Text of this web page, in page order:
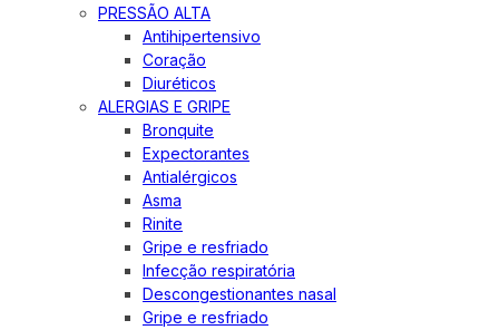
PRESSÃO ALTA
Antihipertensivo
Coração
Diuréticos
ALERGIAS E GRIPE
Bronquite
Expectorantes
Antialérgicos
Asma
Rinite
Gripe e resfriado
Infecção respiratória
Descongestionantes nasal
Gripe e resfriado